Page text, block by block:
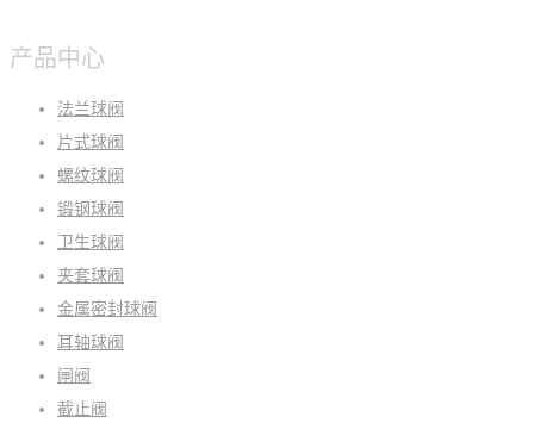
产品中心
法兰球阀
片式球阀
螺纹球阀
锻钢球阀
卫生球阀
夹套球阀
金属密封球阀
耳轴球阀
闸阀
截止阀